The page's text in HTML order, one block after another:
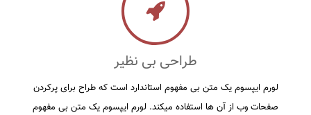
طراحی بی نظیر
لورم ايپسوم يک متن بی مفهوم استاندارد است که طراح برای پرکردن
صفحات وب از آن ها استفاده ميکند. لورم ايپسوم يک متن بی مفهوم